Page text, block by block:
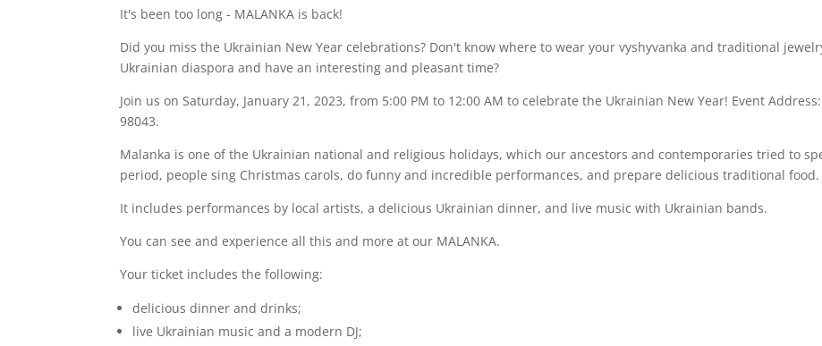
It's been too long - MALANKA is back!
Did you miss the Ukrainian New Year celebrations? Don't know where to wear your vyshyvanka and traditional
Ukrainian diaspora and have an interesting and pleasant time?
Join us on Saturday, January 21, 2023, from 5:00 PM to 12:00 AM to celebrate the Ukrainian New Year! Event
98043.
Malanka is one of the Ukrainian national and religious holidays, which our ancestors and contemporaries tried to
period, people sing Сhristmas carols, do funny and incredible performances, and prepare delicious traditional food.
It includes performances by local artists, a delicious Ukrainian dinner, and live music with Ukrainian bands.
You can see and experience all this and more at our MALANKA.
Your ticket includes the following:
delicious dinner and drinks;
live Ukrainian music and a modern DJ;